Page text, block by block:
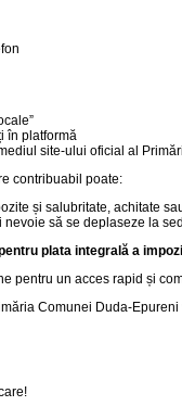
în platformă
site-ului oficial al
contribuabil poate:
și salubritate, achitate
nevoie să se deplaseze la
plata integrală a
pentru un acces rapid și
Comunei Duda-